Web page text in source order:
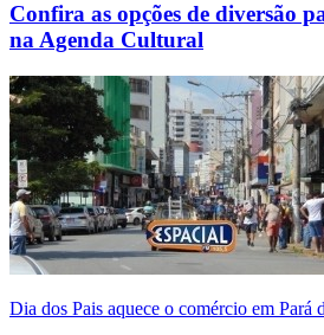
Confira as opções de diversão
na Agenda Cultural
Dia dos Pais aquece o comércio em Pará